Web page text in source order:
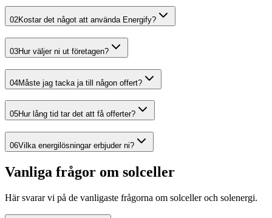
02Kostar det något att använda Energify?
03Hur väljer ni ut företagen?
04Måste jag tacka ja till någon offert?
05Hur lång tid tar det att få offerter?
06Vilka energilösningar erbjuder ni?
Vanliga frågor om solceller
Här svarar vi på de vanligaste frågorna om solceller och solenergi.